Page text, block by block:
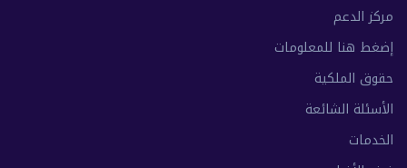
مركز الدعم
إضغط هنا للمعلومات
حقوق الملكية
الأسئلة الشائعة
الخدمات